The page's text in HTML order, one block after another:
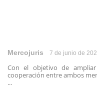
Mercojuris 7 de junio de
Con el objetivo de
cooperación entre ambos
...